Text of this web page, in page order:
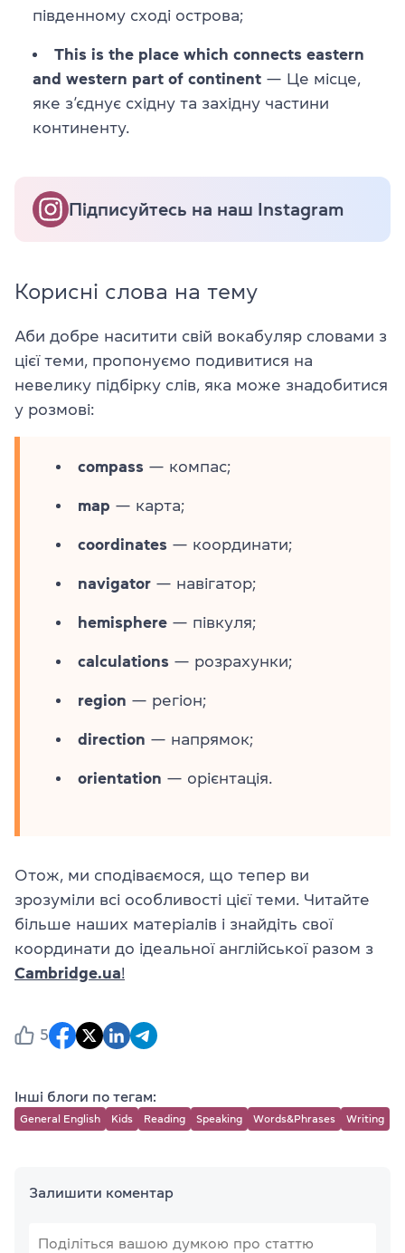
південному сході острова;
This is the place which connects eastern
and western part of continent — Це місце,
яке з’єднує східну та західну частини
континенту.
Підписуйтесь на наш Instagram
Корисні слова на тему
Аби добре наситити свій вокабуляр словами з
цієї теми, пропонуємо подивитися на
невелику підбірку слів, яка може знадобитися
у розмові:
compass — компас;
map — карта;
coordinates — координати;
navigator — навігатор;
hemisphere — півкуля;
calculations — розрахунки;
region — регіон;
direction — напрямок;
orientation — орієнтація.
Отож, ми сподіваємося, що тепер ви
зрозуміли всі особливості цієї теми. Читайте
більше наших матеріалів і знайдіть свої
координати до ідеальної англійської разом з
Сambridge.ua!
5
Інші блоги по тегам:
General English Kids Reading Speaking Words&Phrases Writing
Залишити коментар